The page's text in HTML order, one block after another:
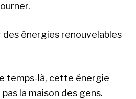
des énergies renouvelables
temps-là, cette énergie
la maison des gens.